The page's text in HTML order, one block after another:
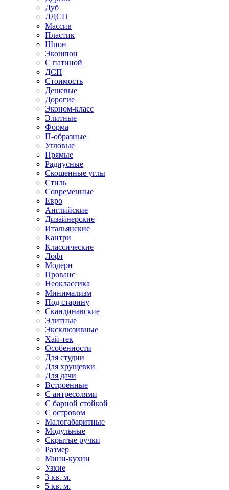
Дуб
ЛДСП
Массив
Пластик
Шпон
Экошпон
С патиной
ДСП
Стоимость
Дешевые
Дорогие
Эконом-класс
Элитные
Форма
П-образные
Угловые
Прямые
Радиусные
Скошенные углы
Стиль
Современные
Евро
Английские
Дизайнерские
Итальянские
Кантри
Классические
Лофт
Модерн
Прованс
Неоклассика
Минимализм
Под старину
Скандинавские
Элитные
Эксклюзивные
Хай-тек
Особенности
Для студии
Для хрущевки
Для дачи
Встроенные
С антресолями
С барной стойкой
С островом
Малогабаритные
Модульные
Скрытые ручки
Размер
Мини-кухни
Узкие
3 кв. м.
5 кв. м.